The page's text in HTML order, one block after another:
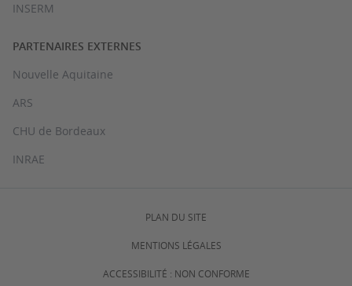
INSERM
PARTENAIRES EXTERNES
Nouvelle Aquitaine
ARS
CHU de Bordeaux
INRAE
PLAN DU SITE
MENTIONS LÉGALES
ACCESSIBILITÉ : NON CONFORME